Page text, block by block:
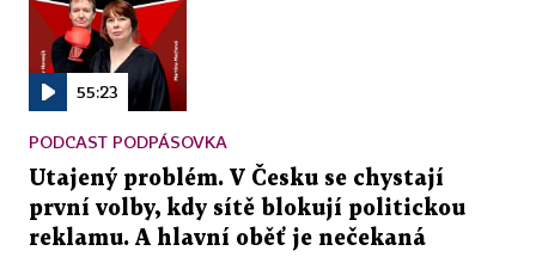
55:23
PODCAST PODPÁSOVKA
Utajený problém. V Česku se chystají
první volby, kdy sítě blokují politickou
reklamu. A hlavní oběť je nečekaná